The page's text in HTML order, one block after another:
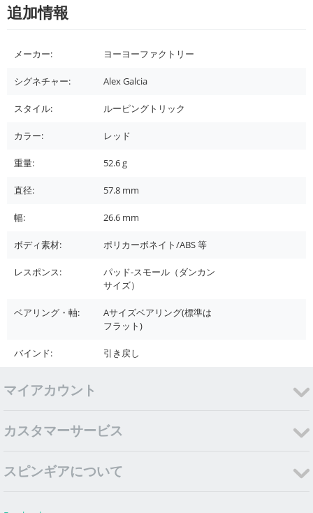
追加情報
メーカー: ヨーヨーファクトリー
シグネチャー: Alex Galcia
スタイル: ルーピングトリック
カラー: レッド
重量: 52.6g
直径: 57.8 mm
幅: 26.6 mm
ボディ素材: ポリカーボネイト/ABS 等
レスポンス:
パッド-スモール（ダンカン
サイズ）
ベアリング・軸:
Aサイズベアリング(標準は
フラット)
バインド: 引き戻し
マイアカウント
カスタマーサービス
スピンギアについて